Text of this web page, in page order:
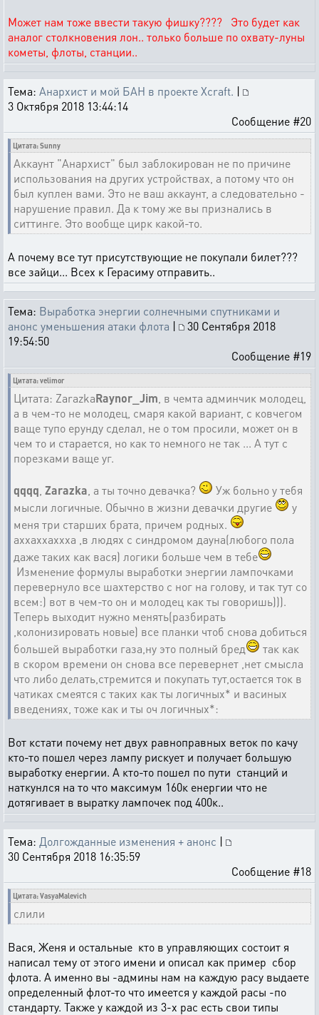
Может нам тоже ввести такую фишку???? Это будет как
аналог столкновения лон.. только больше по охвату-луны
кометы, флоты, станции..
Тема: Анархист и мой БАН в проекте Xcraft. |
3 Октября 2018 13:44:14
Сообщение #20
Цитата: Sunny
Аккаунт "Анархист" был заблокирован не по причине
использования на других устройствах, а потому что он
был куплен вами. Это не ваш аккаунт, а следовательно -
нарушение правил. Да к тому же вы признались в
ситтинге. Это вообще цирк какой-то.
А почему все тут присутствующие не покупали билет???
все зайци... Всех к Герасиму отправить..
Тема: Выработка энергии солнечными спутниками и
анонс уменьшения атаки флота |
30 Сентября 2018
19:54:50
Сообщение #19
Цитата: velimor
Цитата: ZarazkaRaynor_Jim , в чемта админчик молодец,
а в чем-то не молодец, смаря какой вариант, с ковчегом
ваще тупо ерунду сделал, не о том просили, может он в
чем то и старается, но как то немного не так ... А тут с
порезками ваще уг.
qqqq Zarazka , а ты точно девачка?
Уж больно у тебя
мысли логичные. Обычно в жизни девачки другие
у
меня три старших брата, причем родных.
аххаххаххха ,в людях с синдромом дауна(любого пола
даже таких как вася) логики больше чем в тебе
Изменение формулы выработки энергии лампочками
перевернуло все шахтерство с ног на голову, и так тут со
всем:) вот в чем-то он и молодец как ты говоришь))).
Теперь выходит нужно менять(разбирать
,колонизировать новые) все планки чтоб снова добиться
большей выработки газа,ну это полный бред
так как
в скором времени он снова все перевернет ,нет смысла
что либо делать,стремится и покупать тут,остается ток в
чатиках смеятся с таких как ты логичных* и васиных
введениях, тоже как и ты оч логичных*:
Вот кстати почему нет двух равноправных веток по качу
кто-то пошел через лампу рискует и получает большую
выработку енергии. А кто-то пошел по пути станций и
наткунлся на то что максимум 160к енергии что не
дотягивает в выратку лампочек под 400к..
Тема: Долгожданные изменения + анонс |
30 Сентября 2018 16:35:59
Сообщение #18
Цитата: VasyaMalevich
слили
Вася, Женя и остальные кто в управляющих состоит я
написал тему от этого имени и описал как пример сбор
флота. А именно вы -админы нам на каждую расу выдаете
определенный флот-то что имеется у каждой расы -по
стандарту. Также у каждой из 3-х рас есть свои типы